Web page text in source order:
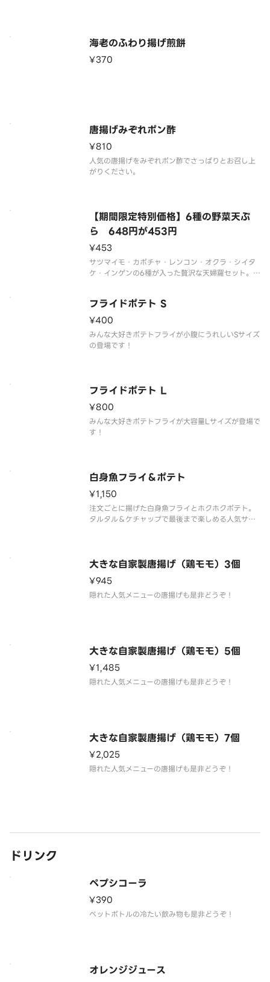
海老のふわり揚げ煎餅
¥370
唐揚げみぞれポン酢
¥810
人気の唐揚げをみぞれポン酢でさっぱりとお召し上
がりください。
【期間限定特別価格】6種の野菜天ぷ
ら 648円が453円
¥453
サツマイモ・カボチャ・レンコン・オクラ・シイタ
ケ・インゲンの6種が入った贅沢な天婦羅セット。
フライドポテト S
¥400
みんな大好きポテトフライが小腹にうれしいSサイズ
の登場です！
フライドポテト L
¥800
みんな大好きポテトフライが大容量Lサイズが登場で
す！
白身魚フライ＆ポテト
¥1,150
注文ごとに揚げた白身魚フライとホクホクポテト。
タルタル＆ケチャップで最後まで楽しめる人気サイ
大きな自家製唐揚げ（鶏モモ）3個
¥945
隠れた人気メニューの唐揚げも是非どうぞ！
大きな自家製唐揚げ（鶏モモ）5個
¥1,485
隠れた人気メニューの唐揚げも是非どうぞ！
大きな自家製唐揚げ（鶏モモ）7個
¥2,025
隠れた人気メニューの唐揚げも是非どうぞ！
ドリンク
ペプシコーラ
¥390
ペットボトルの冷たい飲み物も是非どうぞ！
オレンジジュース